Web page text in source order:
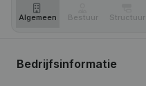
Algemeen Bestuur Structuur
Bedrijfsinformatie